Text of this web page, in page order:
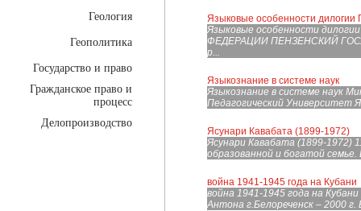
Геология
Геополитика
Государство и право
Гражданское право и
процесс
Делопроизводство
Языковые особенности дилогии
Языковые особенности
ФЕДЕРАЦИИ ПЕНЗЕНСКИЙ
р...
Языкознание в системе наук
Языкознание в системе наук
Педагогический Университет
Ясунари Кавабата (1899-1972)
Ясунари Кавабата (1899-1972)
образованной и богатой семье.
война 1941-1945 года на Кубани
война 1941-1945 года на
Антона г.Белореченск – 2000 г.